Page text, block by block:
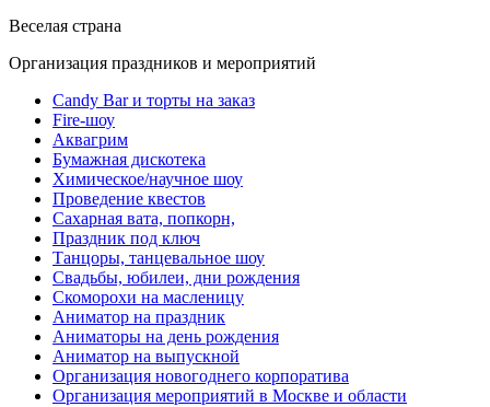
Веселая страна
Организация праздников и мероприятий
Candy Bar и торты на заказ
Fire-шоу
Аквагрим
Бумажная дискотека
Химическое/научное шоу
Проведение квестов
Сахарная вата, попкорн,
Праздник под ключ
Танцоры, танцевальное шоу
Свадьбы, юбилеи, дни рождения
Скоморохи на масленицу
Аниматор на праздник
Аниматоры на день рождения
Аниматор на выпускной
Организация новогоднего корпоратива
Организация мероприятий в Москве и области